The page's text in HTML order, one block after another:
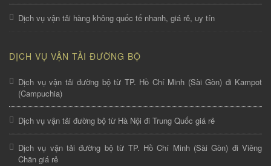
Dịch vụ vận tải hàng không quốc tế nhanh, giá rẻ, uy tín
DỊCH VỤ VẬN TẢI ĐƯỜNG BỘ
Dịch vụ vận tải đường bộ từ TP. Hồ Chí Minh (Sài Gòn) đi Kampot
(Campuchia)
Dịch vụ vận tải đường bộ từ Hà Nội đi Trung Quốc giá rẻ
Dịch vụ vận tải đường bộ từ TP. Hồ Chí Minh (Sài Gòn) đi Viêng
Chăn giá rẻ